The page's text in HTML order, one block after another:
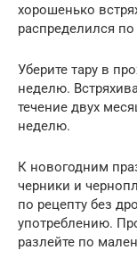
хорошенько
распределился
Уберите тару в
неделю.
течение двух
неделю.
К новогодним
черники и
по рецепту без
употреблению.
разлейте по